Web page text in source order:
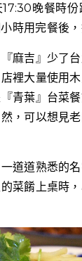
晚餐時
時用完餐後
麻吉』少了
裡大量使用
青葉』台菜
，可以想見
道道熟悉的
菜餚上桌時